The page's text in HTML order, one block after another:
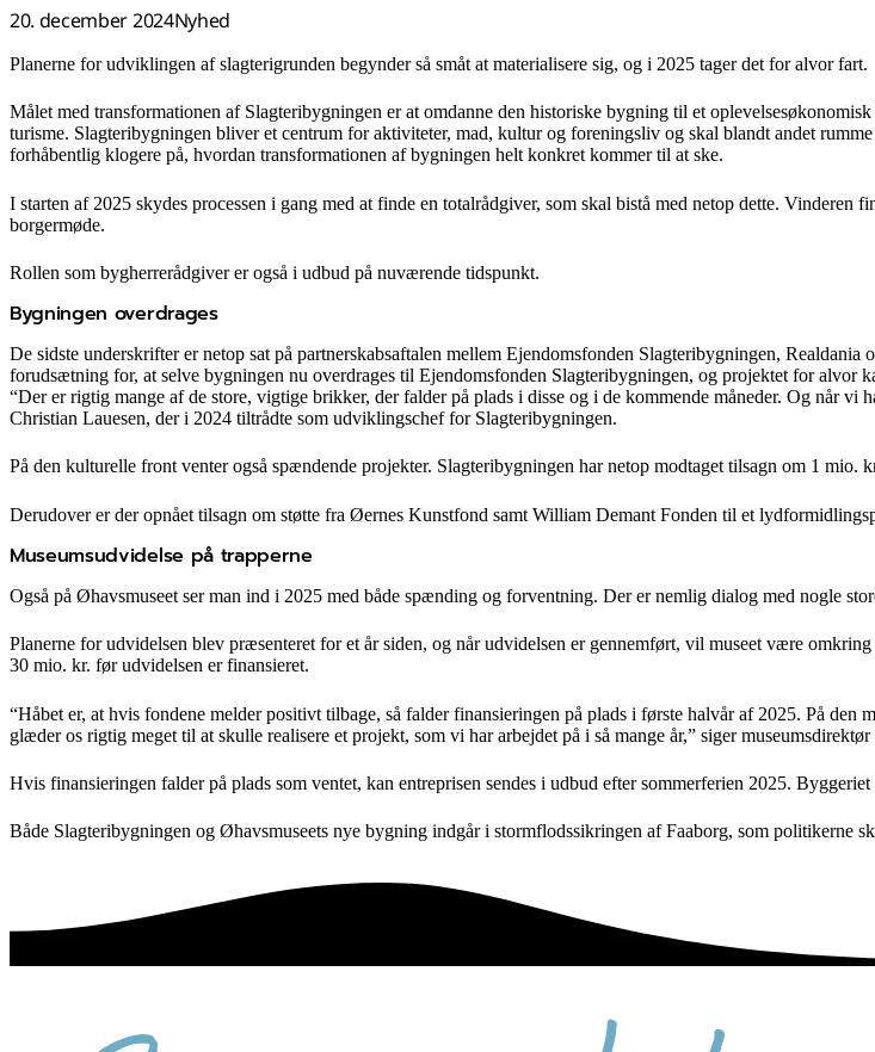
20. december 2024Nyhed
Planerne for udviklingen af slagterigrunden begynder så småt at materialisere sig, og i 2025 tager det for alvor fart.
Målet med transformationen af Slagteribygningen er at omdanne den historiske bygning til et
turisme. Slagteribygningen bliver et centrum for aktiviteter, mad, kultur og foreningsliv og skal blandt andet
forhåbentlig klogere på, hvordan transformationen af bygningen helt konkret kommer til at ske.
I starten af 2025 skydes processen i gang med at finde en totalrådgiver, som skal bistå med netop dette.
borgermøde.
Rollen som bygherrerådgiver er også i udbud på nuværende tidspunkt.
Bygningen overdrages
De sidste underskrifter er netop sat på partnerskabsaftalen mellem Ejendomsfonden Slagteribygningen,
forudsætning for, at selve bygningen nu overdrages til Ejendomsfonden Slagteribygningen, og projektet for alvor
“Der er rigtig mange af de store, vigtige brikker, der falder på plads i disse og i de kommende måneder. Og når
Christian Lauesen, der i 2024 tiltrådte som udviklingschef for Slagteribygningen.
På den kulturelle front venter også spændende projekter. Slagteribygningen har netop modtaget tilsagn om 1 mio.
Derudover er der opnået tilsagn om støtte fra Øernes Kunstfond samt William Demant Fonden til et
Museumsudvidelse på trapperne
Også på Øhavsmuseet ser man ind i 2025 med både spænding og forventning. Der er nemlig dialog med nogle
Planerne for udvidelsen blev præsenteret for et år siden, og når udvidelsen er gennemført, vil museet være
30 mio. kr. før udvidelsen er finansieret.
“Håbet er, at hvis fondene melder positivt tilbage, så falder finansieringen på plads i første halvår af 2025. På
glæder os rigtig meget til at skulle realisere et projekt, som vi har arbejdet på i så mange år,” siger
Hvis finansieringen falder på plads som ventet, kan entreprisen sendes i udbud efter sommerferien 2025.
Både Slagteribygningen og Øhavsmuseets nye bygning indgår i stormflodssikringen af Faaborg, som politikerne